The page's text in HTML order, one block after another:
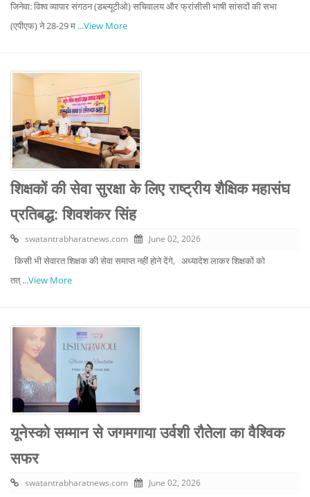
जिनेवा: विश्व व्यापार संगठन (डब्ल्यूटीओ) सचिवालय और फ्रांसीसी भाषी सांसदों की सभा
(एपीएफ) ने 28-29 म ...View More
शिक्षकों की सेवा सुरक्षा के लिए राष्ट्रीय शैक्षिक महासंघ
प्रतिबद्ध: शिवशंकर सिंह
swatantrabharatnews.com June 02, 2026
किसी भी सेवारत शिक्षक की सेवा समाप्त नहीं होने देंगे, अध्यादेश लाकर शिक्षकों को
तत्...View More
यूनेस्को सम्मान से जगमगाया उर्वशी रौतेला का वैश्विक
सफर
swatantrabharatnews.com June 02, 2026